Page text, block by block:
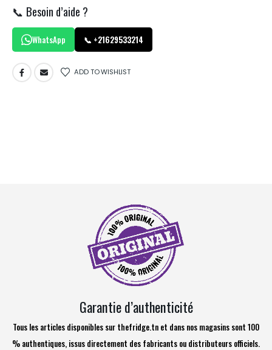
📞 Besoin d’aide ?
WhatsApp 📞 +21629533214
ADD TO WISHLIST
Garantie d’authenticité
Tous les articles disponibles sur thefridge.tn et dans nos magasins sont 100
% authentiques, issus directement des fabricants ou distributeurs officiels.